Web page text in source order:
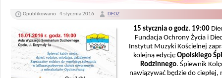
Opublikowano 4 stycznia 2016 DFOZ
15 stycznia o godz. 19:00
Fundacja Ochrony Życia i
Instytut Muzyki Kościelnej
kolejną edycję Opolskiego
Rodzinnego. Śpiewnik
nawiązywać będzie do ciepłej,